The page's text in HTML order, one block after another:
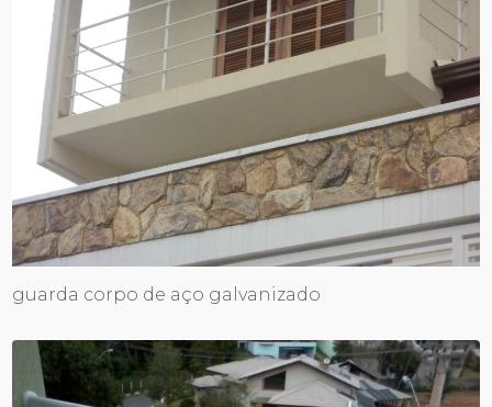
guarda corpo de aço galvanizado